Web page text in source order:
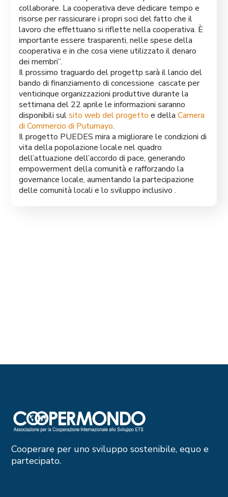
collaborare. La cooperativa deve dedicare tempo e
risorse per rassicurare i propri soci del fatto che il
lavoro che effettuano si riflette nella cooperativa. È
importante essere trasparenti, nelle spese della
cooperativa e in che cosa viene utilizzato il denaro
dei membri”.
Il prossimo traguardo del progettp sarà il lancio del
bando di finanziamento di concessione cascate per
venticinque organizzazioni produttive durante la
settimana del 22 aprile le informazioni saranno
disponibili sulsito web del progetto e dellaCamera
di Commercio di Putumayo.
Il progetto PUEDES mira a migliorare le condizioni di
vita della popolazione locale nel quadro
dell’attuazione dell’accordo di pace, generando
empowerment della comunità e rafforzando la
governance locale, aumentando la partecipazione
delle comunità locali e lo sviluppo inclusivo .
Cooperare per uno sviluppo sostenibile, equo e
partecipato.